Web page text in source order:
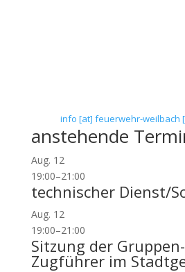
info [at] feuerwehr-weilbach
anstehende
Aug. 12
19:00–21:00
technischer Dienst/
Aug. 12
19:00–21:00
Sitzung der
Zugführer im